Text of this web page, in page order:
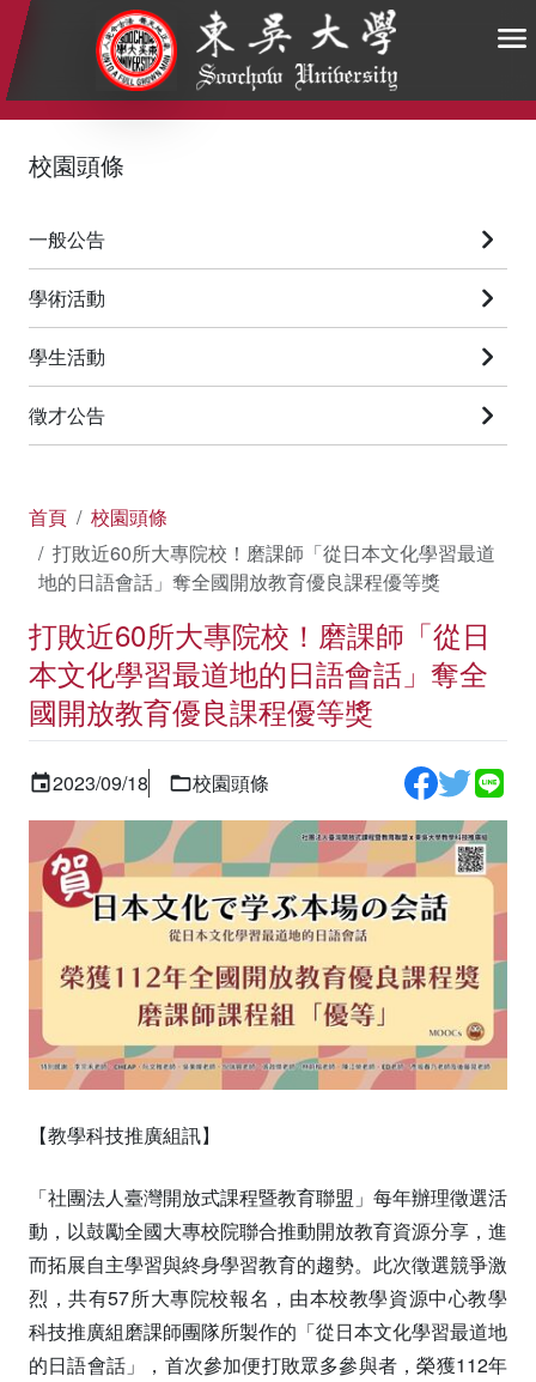
:::
校園頭條
一般公告
學術活動
學生活動
徵才公告
首頁
校園頭條
打敗近60所大專院校！磨課師「從日本文化學習最道
地的日語會話」奪全國開放教育優良課程優等獎
打敗近60所大專院校！磨課師「從日
本文化學習最道地的日語會話」奪全
國開放教育優良課程優等獎
2023/09/18 校園頭條
【教學科技推廣組訊】
「社團法人臺灣開放式課程暨教育聯盟」每年辦理徵選活
動，以鼓勵全國大專校院聯合推動開放教育資源分享，進
而拓展自主學習與終身學習教育的趨勢。此次徵選競爭激
烈，共有57所大專院校報名，由本校教學資源中心教學
科技推廣組磨課師團隊所製作的「從日本文化學習最道地
的日語會話」，首次參加便打敗眾多參與者，榮獲112年